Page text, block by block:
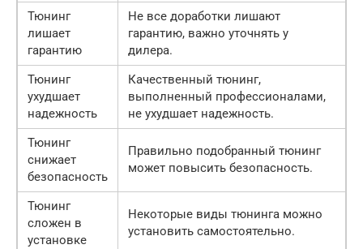
Тюнинг
лишает
гарантию
Не все доработки лишают
гарантию, важно уточнять у
дилера.
Тюнинг
ухудшает
надежность
Качественный тюнинг,
выполненный профессионалами,
не ухудшает надежность.
Тюнинг
снижает
безопасность
Правильно подобранный тюнинг
может повысить безопасность.
Тюнинг
сложен в
установке
Некоторые виды тюнинга можно
установить самостоятельно.